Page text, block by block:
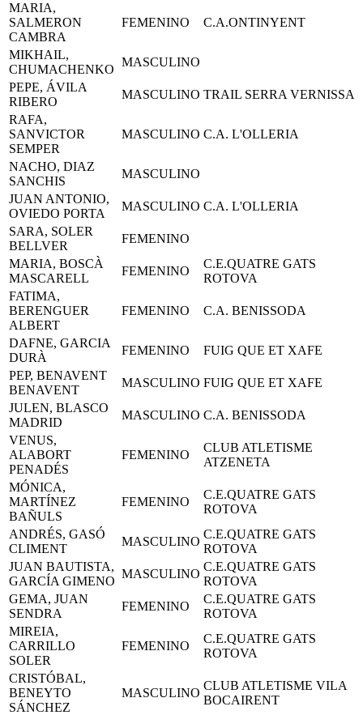
MARIA,
SALMERON
CAMBRA
FEMENINO C.A.ONTINYENT
MIKHAIL,
CHUMACHENKO
MASCULINO
PEPE, ÁVILA
RIBERO
MASCULINO TRAIL SERRA VERNISSA
RAFA,
SANVICTOR
SEMPER
MASCULINO C.A. L'OLLERIA
NACHO, DIAZ
SANCHIS
MASCULINO
JUAN ANTONIO,
OVIEDO PORTA
MASCULINO C.A. L'OLLERIA
SARA, SOLER
BELLVER
FEMENINO
MARIA, BOSCÀ
MASCARELL
FEMENINO
C.E.QUATRE GATS
ROTOVA
FATIMA,
BERENGUER
ALBERT
FEMENINO C.A. BENISSODA
DAFNE, GARCIA
DURÀ
FEMENINO
FUIG QUE ET XAFE
PEP, BENAVENT
BENAVENT
MASCULINO FUIG QUE ET XAFE
JULEN, BLASCO
MADRID
MASCULINO C.A. BENISSODA
VENUS,
ALABORT
PENADÉS
FEMENINO
CLUB ATLETISME
ATZENETA
MÓNICA,
MARTÍNEZ
BAÑULS
FEMENINO
C.E.QUATRE GATS
ROTOVA
ANDRÉS, GASÓ
CLIMENT
MASCULINO
C.E.QUATRE GATS
ROTOVA
JUAN BAUTISTA,
GARCÍA GIMENO
MASCULINO
C.E.QUATRE GATS
ROTOVA
GEMA, JUAN
SENDRA
FEMENINO
C.E.QUATRE GATS
ROTOVA
MIREIA,
CARRILLO
SOLER
FEMENINO
C.E.QUATRE GATS
ROTOVA
CRISTÓBAL,
BENEYTO
SÁNCHEZ
MASCULINO
CLUB ATLETISME VILA
BOCAIRENT